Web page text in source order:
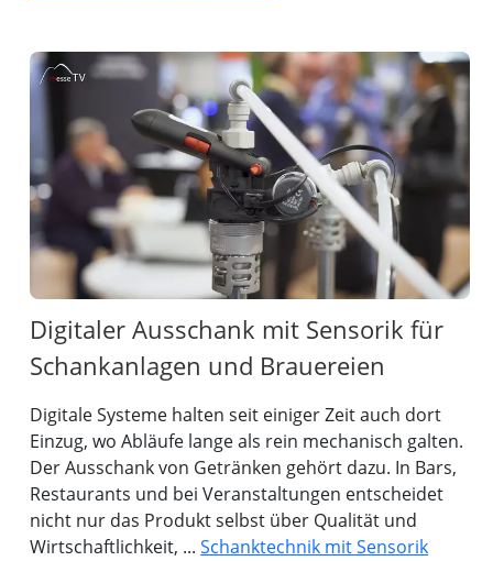
Digitaler Ausschank mit Sensorik für
Schankanlagen und Brauereien
Digitale Systeme halten seit einiger Zeit auch dort
Einzug, wo Abläufe lange als rein mechanisch galten.
Der Ausschank von Getränken gehört dazu. In Bars,
Restaurants und bei Veranstaltungen entscheidet
nicht nur das Produkt selbst über Qualität und
Wirtschaftlichkeit, ...Schanktechnik mit Sensorik